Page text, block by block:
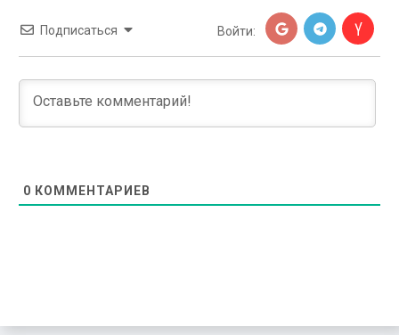
Подписаться Войти:
0 КОММЕНТАРИЕВ